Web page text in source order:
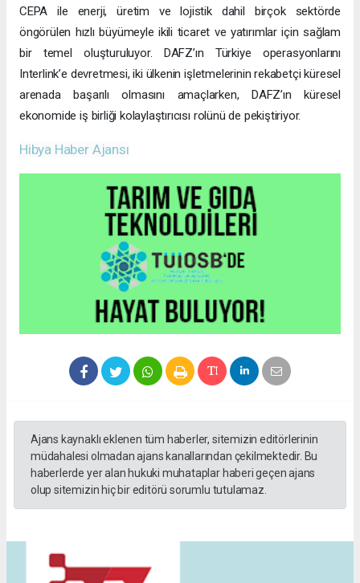
CEPA ile enerji, üretim ve lojistik dahil birçok sektörde
öngörülen hızlı büyümeyle ikili ticaret ve yatırımlar için sağlam
bir temel oluşturuluyor. DAFZ’ın Türkiye operasyonlarını
Interlink’e devretmesi, iki ülkenin işletmelerinin rekabetçi küresel
arenada başarılı olmasını amaçlarken, DAFZ’ın küresel
ekonomide iş birliği kolaylaştırıcısı rolünü de pekiştiriyor.
Hibya Haber Ajansı
Ajans kaynaklı eklenen tüm haberler, sitemizin editörlerinin
müdahalesi olmadan ajans kanallarından çekilmektedir. Bu
haberlerde yer alan hukuki muhataplar haberi geçen ajans
olup sitemizin hiç bir editörü sorumlu tutulamaz.